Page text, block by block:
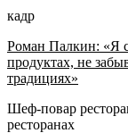
кадр
Роман Палкин: «Я
продуктах, не
традициях»
Шеф-повар
ресторанах